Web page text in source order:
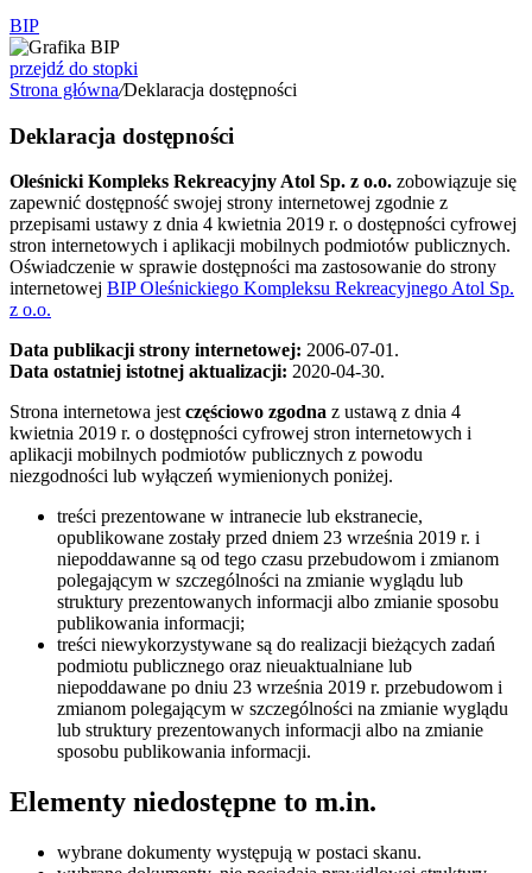
BIP
przejdź do stopki
Strona główna/Deklaracja dostępności
Deklaracja dostępności
Oleśnicki Kompleks Rekreacyjny Atol Sp. z o.o. zobowiązuje się
zapewnić dostępność swojej strony internetowej zgodnie z
przepisami ustawy z dnia 4 kwietnia 2019 r. o dostępności cyfrowej
stron internetowych i aplikacji mobilnych podmiotów publicznych.
Oświadczenie w sprawie dostępności ma zastosowanie do strony
internetowej BIP Oleśnickiego Kompleksu Rekreacyjnego Atol Sp.
z o.o.
Data publikacji strony internetowej: 2006-07-01.
Data ostatniej istotnej aktualizacji: 2020-04-30.
Strona internetowa jestczęściowo zgodna z ustawą z dnia 4
kwietnia 2019 r. o dostępności cyfrowej stron internetowych i
aplikacji mobilnych podmiotów publicznych z powodu
niezgodności lub wyłączeń wymienionych poniżej.
treści prezentowane w intranecie lub ekstranecie,
opublikowane zostały przed dniem 23 września 2019 r. i
niepoddawanne są od tego czasu przebudowom i zmianom
polegającym w szczególności na zmianie wyglądu lub
struktury prezentowanych informacji albo zmianie sposobu
publikowania informacji;
treści niewykorzystywane są do realizacji bieżących zadań
podmiotu publicznego oraz nieuaktualniane lub
niepoddawane po dniu 23 września 2019 r. przebudowom i
zmianom polegającym w szczególności na zmianie wyglądu
lub struktury prezentowanych informacji albo na zmianie
sposobu publikowania informacji.
Elementy niedostępne to m.in.
wybrane dokumenty występują w postaci skanu.